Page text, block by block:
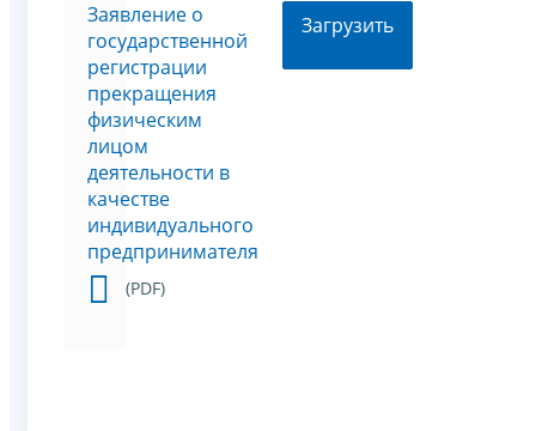
Заявление о
государственной
регистрации
прекращения
физическим
лицом
деятельности в
качестве
индивидуального
предпринимателя
(PDF)
Загрузить